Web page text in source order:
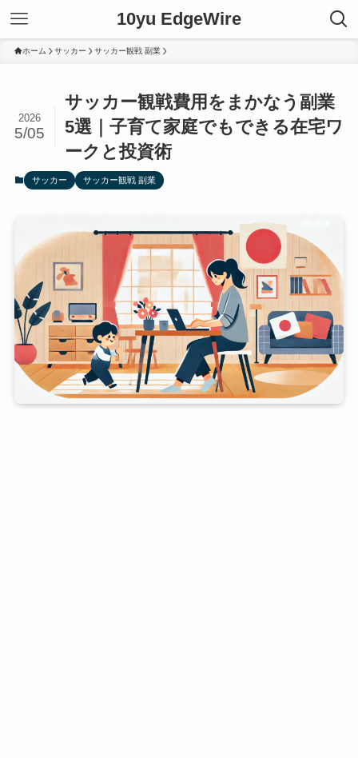
10yu EdgeWire
ホーム サッカー サッカー観戦 副業
サッカー観戦費用をまかなう副業
5選｜子育て家庭でもできる在宅ワ
ークと投資術
2026
5/05
サッカー サッカー観戦 副業